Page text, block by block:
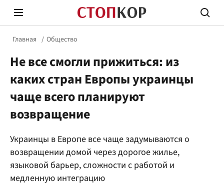
Стоп Политической Коррупции
Политика
Главная Общество
Не все смогли прижиться: из
каких стран Европы украинцы
чаще всего планируют
возвращение
Украинцы в Европе все чаще задумываются о
возвращении домой через дорогое жилье,
языковой барьер, сложности с работой и
медленную интеграцию